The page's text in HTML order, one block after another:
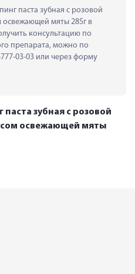
паста зубная с розовой
освежающей мяты 285г в
консультацию по
препарата, можно по
03-03 или через форму
зубная с розовой
освежающей мяты